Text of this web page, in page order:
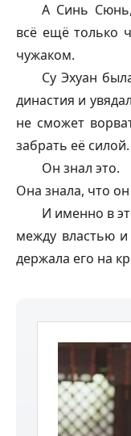
А Синь
всё ещё только
чужаком.
Су Эхуан
династия и
не сможет
забрать её силой.
Он знал это.
Она знала, что он
И именно в
между властью
держала его на